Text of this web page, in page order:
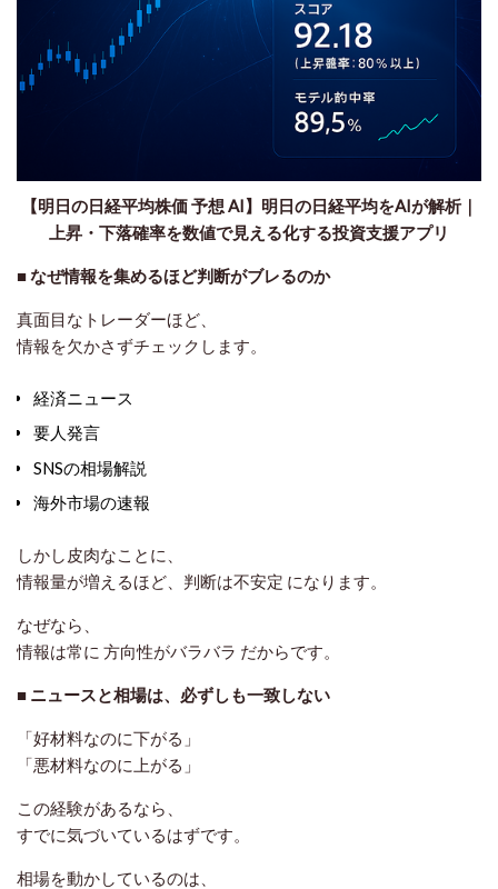
【明日の日経平均株価 予想 AI】明日の日経平均をAIが解析｜
上昇・下落確率を数値で見える化する投資支援アプリ
■ なぜ情報を集めるほど判断がブレるのか
真面目なトレーダーほど、
情報を欠かさずチェックします。
経済ニュース
要人発言
SNSの相場解説
海外市場の速報
しかし皮肉なことに、
情報量が増えるほど、判断は不安定 になります。
なぜなら、
情報は常に 方向性がバラバラ だからです。
■ ニュースと相場は、必ずしも一致しない
「好材料なのに下がる」
「悪材料なのに上がる」
この経験があるなら、
すでに気づいているはずです。
相場を動かしているのは、